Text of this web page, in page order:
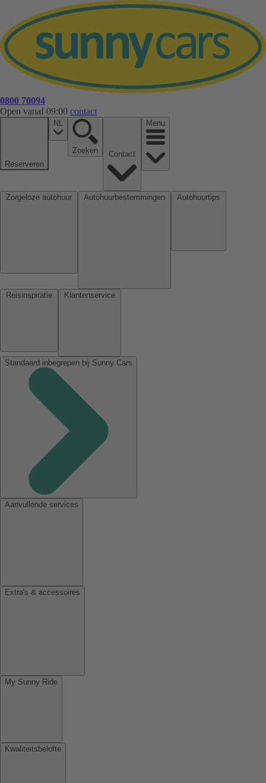
0800 70094
Open vanaf 09:00 contact
Reserveren
NL
Zoeken
Menu
Standaard inbegrepen bij Sunny Cars
Aanvullende services
Extra's & accessoires
My Sunny Ride
Kwaliteitsbelofte